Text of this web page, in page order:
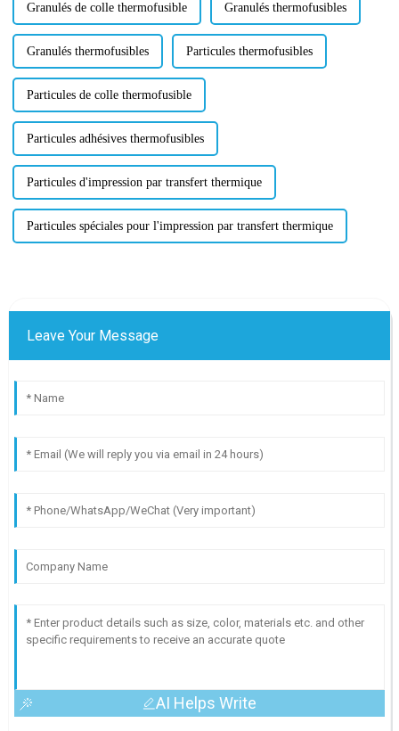
Granulés de colle thermofusible Granulés thermofusibles
Granulés thermofusibles Particules thermofusibles
Particules de colle thermofusible
Particules adhésives thermofusibles
Particules d'impression par transfert thermique
Particules spéciales pour l'impression par transfert thermique
Leave Your Message
AI Helps Write